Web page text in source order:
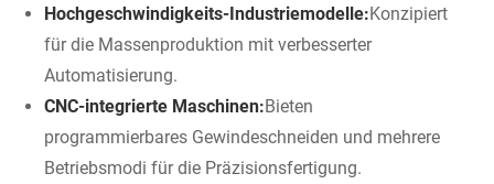
Hochgeschwindigkeits-Industriemodelle:Konzipiert
für die Massenproduktion mit verbesserter
Automatisierung.
CNC-integrierte Maschinen:Bieten
programmierbares Gewindeschneiden und mehrere
Betriebsmodi für die Präzisionsfertigung.